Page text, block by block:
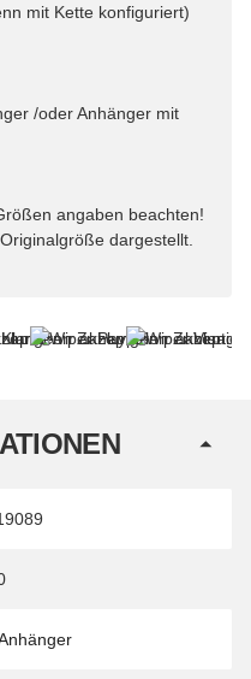
mit Kette konfiguriert)
/oder Anhänger mit
angaben beachten!
dargestellt.